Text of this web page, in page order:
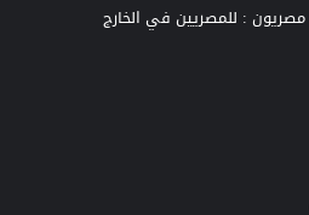
مصريون : للمصريين في الخارج